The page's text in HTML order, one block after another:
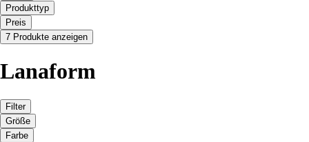
Produkttyp
Preis
7 Produkte anzeigen
Lanaform
Filter
Größe
Farbe